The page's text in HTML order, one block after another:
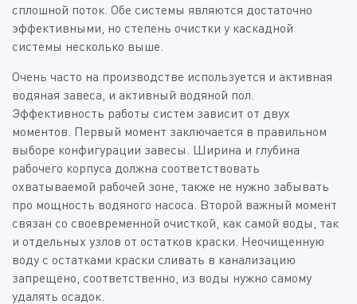
сплошной поток. Обе системы являются достаточно
эффективными, но степень очистки у каскадной
системы несколько выше.
Очень часто на производстве используется и активная
водяная завеса, и активный водяной пол.
Эффективность работы систем зависит от двух
моментов. Первый момент заключается в правильном
выборе конфигурации завесы. Ширина и глубина
рабочего корпуса должна соответствовать
охватываемой рабочей зоне, также не нужно забывать
про мощность водяного насоса. Второй важный момент
связан со своевременной очисткой, как самой воды, так
и отдельных узлов от остатков краски. Неочищенную
воду с остатками краски сливать в канализацию
запрещено, соответственно, из воды нужно самому
удалять осадок.